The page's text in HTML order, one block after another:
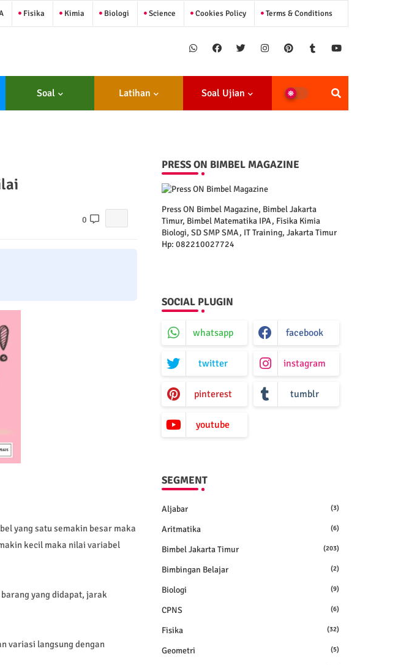
Fisika Kimia Biologi Science Cookies Policy Terms & Conditions
Soal Latihan Soal Ujian
0
yang satu semakin besar maka
kecil maka nilai variabel
yang didapat, jarak
variasi langsung dengan
PRESS ON BIMBEL MAGAZINE
Press ON Bimbel Magazine, Bimbel Jakarta
Timur, Bimbel Matematika IPA, Fisika Kimia
Biologi, SD SMP SMA, IT Training, Jakarta Timur
Hp: 082210027724
SOCIAL PLUGIN
whatsapp facebook
twitter instagram
pinterest tumblr
youtube
SEGMENT
Aljabar (3)
Aritmatika (6)
Bimbel Jakarta Timur (203)
Bimbingan Belajar (2)
Biologi (9)
CPNS (6)
Fisika (32)
Geometri (5)